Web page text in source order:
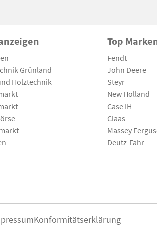
Grünland
Holztechnik
Top
Fendt
John Deere
Steyr
New Holland
Case IH
Claas
Massey
Deutz-Fahr
Konformitätserklärung